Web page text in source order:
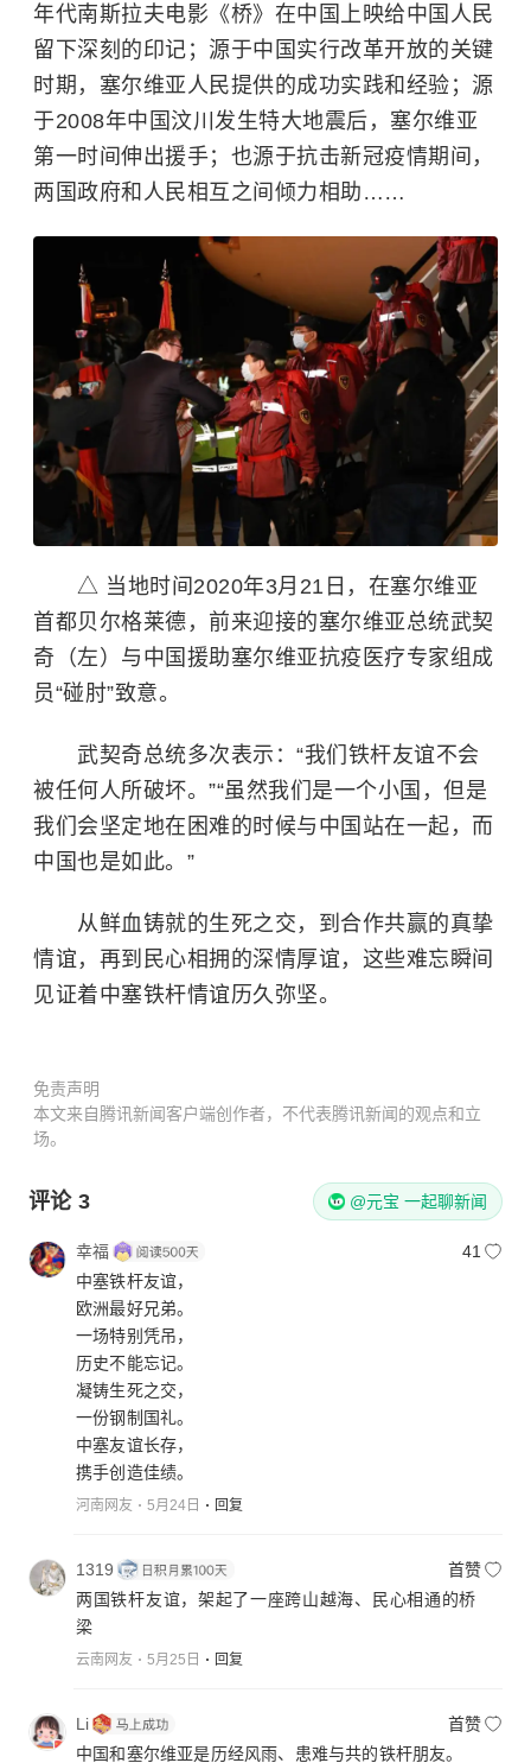
年代南斯拉夫电影《桥》在中国上映给中国人民
留下深刻的印记；源于中国实行改革开放的关键
时期，塞尔维亚人民提供的成功实践和经验；源
于2008年中国汶川发生特大地震后，塞尔维亚
第一时间伸出援手；也源于抗击新冠疫情期间，
两国政府和人民相互之间倾力相助……
△ 当地时间2020年3月21日，在塞尔维亚
首都贝尔格莱德，前来迎接的塞尔维亚总统武契
奇（左）与中国援助塞尔维亚抗疫医疗专家组成
员“碰肘”致意。
武契奇总统多次表示：“我们铁杆友谊不会
被任何人所破坏。”“虽然我们是一个小国，但是
我们会坚定地在困难的时候与中国站在一起，而
中国也是如此。”
从鲜血铸就的生死之交，到合作共赢的真挚
情谊，再到民心相拥的深情厚谊，这些难忘瞬间
见证着中塞铁杆情谊历久弥坚。
免责声明
本文来自腾讯新闻客户端创作者，不代表腾讯新闻的观点和立
场。
评论 3 @元宝 一起聊新闻
幸福
41
中塞铁杆友谊，
欧洲最好兄弟。
一场特别凭吊，
历史不能忘记。
凝铸生死之交，
一份钢制国礼。
中塞友谊长存，
携手创造佳绩。
河南网友 5月24日 回复
1319
首赞
两国铁杆友谊，架起了一座跨山越海、民心相通的桥
梁
云南网友 5月25日 回复
Li
首赞
中国和塞尔维亚是历经风雨、患难与共的铁杆朋友。